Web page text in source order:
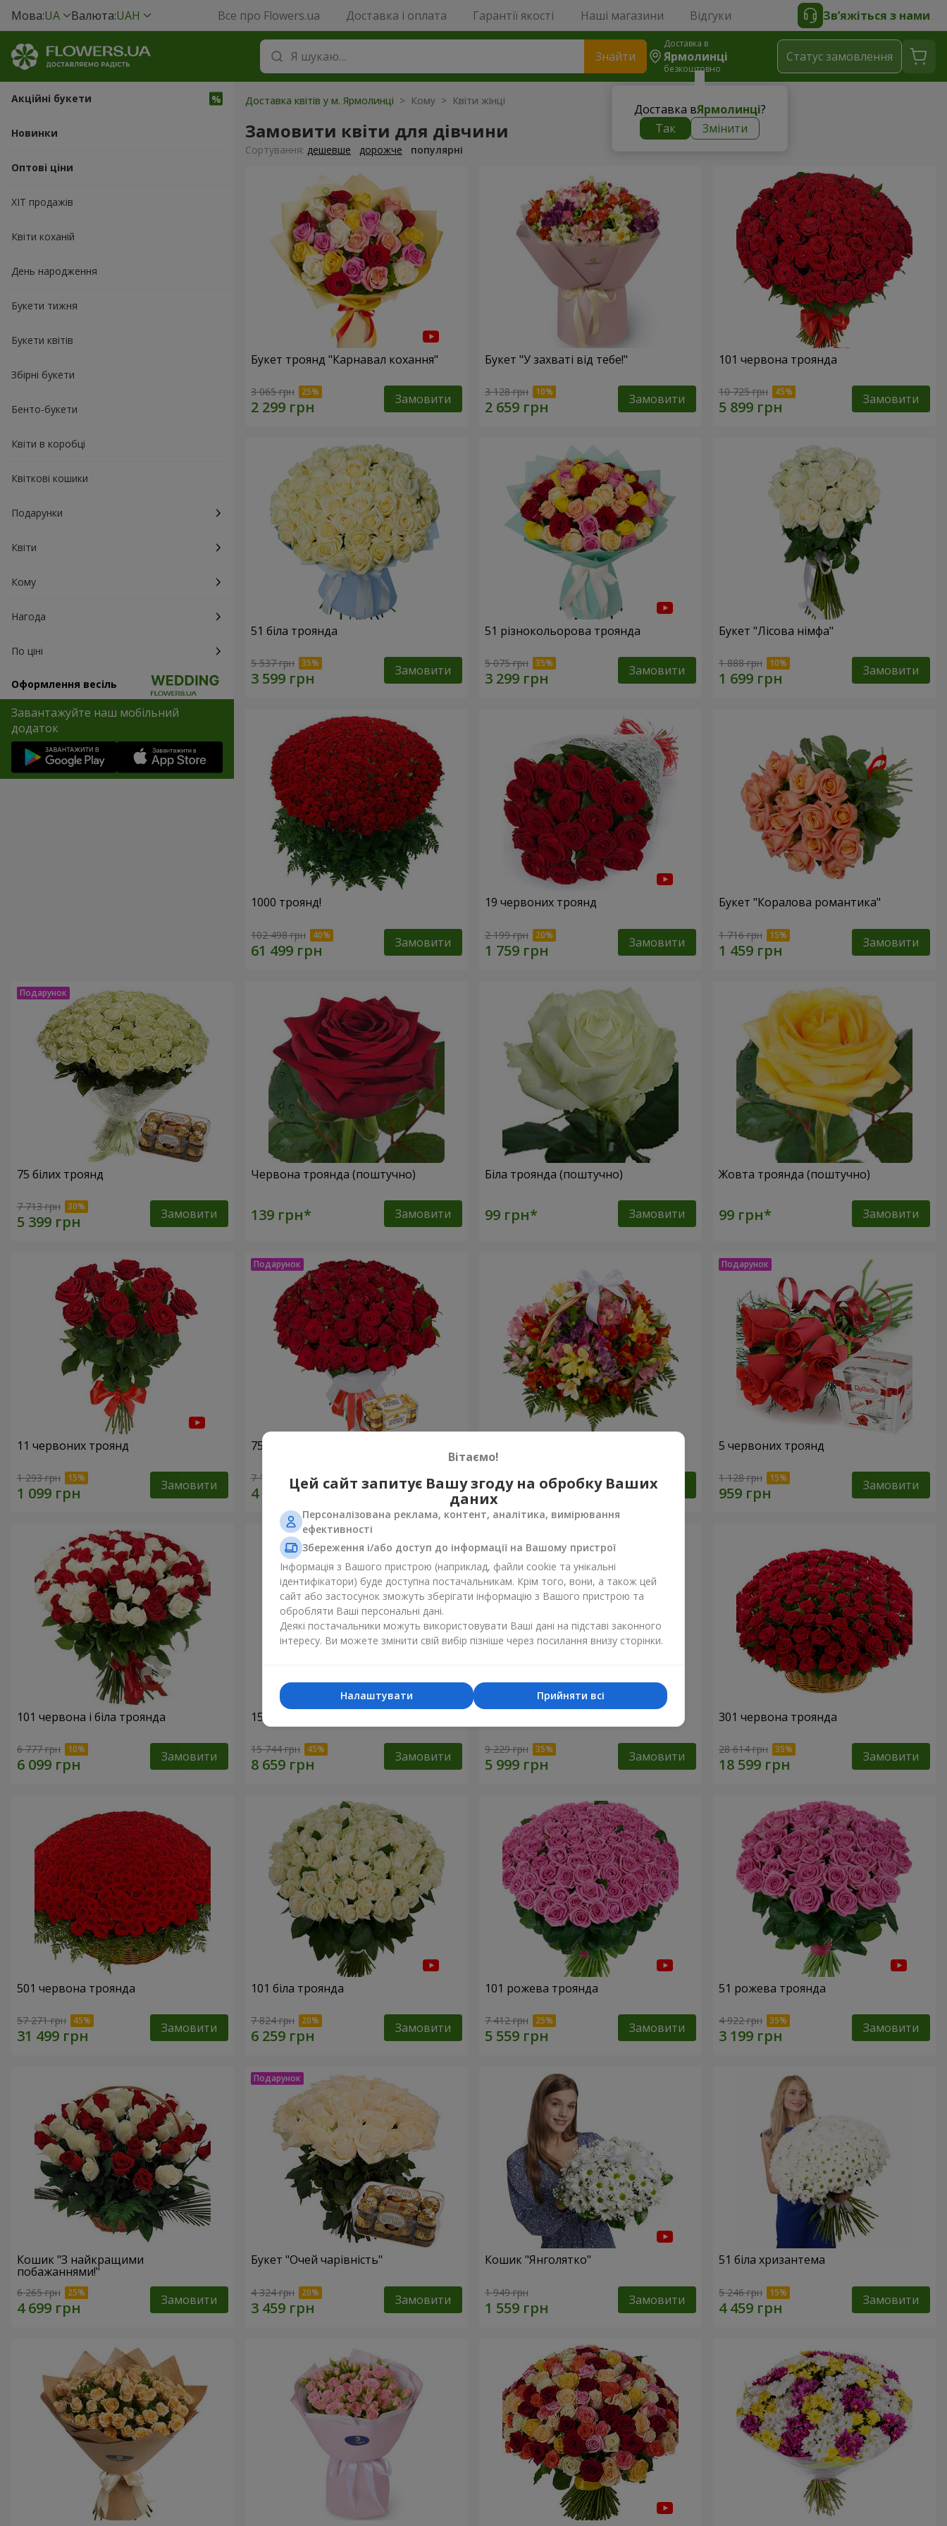
Мова:UA Валюта:UAH Все про Flowers.ua Доставка і оплата Гарантії якості Наші магазини Відгуки Зв’яжіться з нами
Знайти
Доставка в
Ярмолинці
безкоштовно
Доставка вЯрмолинці?
Так
Змінити
Статус замовлення
Акційні букети
Новинки
Оптові ціни
ХІТ продажів
Квіти коханій
День народження
Букети тижня
Букети квітів
Збірні букети
Бенто-букети
Квіти в коробці
Квіткові кошики
Подарунки
Квіти
Кому
Нагода
По ціні
Оформлення весіль
Завантажуйте наш мобільний
додаток
Доставка квітів у м. Ярмолинці > Кому > Квіти жінці
Замовити квіти для дівчини
Сортування: дешевше дорожче популярні
Букет троянд "Карнавал кохання"
3 065 грн Замовити
Букет "У захваті від тебе!"
3 128 грн Замовити
101 червона троянда
10 725 грн Замовити
51 біла троянда
5 537 грн Замовити
51 різнокольорова троянда
5 075 грн Замовити
Букет "Лісова німфа"
1 888 грн Замовити
1000 троянд!
102 498 грн Замовити
19 червоних троянд
2 199 грн Замовити
Букет "Коралова романтика"
1 716 грн Замовити
75 білих троянд
7 713 грн Замовити
Червона троянда (поштучно)
Замовити
Біла троянда (поштучно)
Замовити
Жовта троянда (поштучно)
Замовити
11 червоних троянд
1 293 грн Замовити
75 червоних троянд
7 141 грн Замовити 4 116 грн Замовити
5 червоних троянд
1 128 грн Замовити
101 червона і біла троянда
6 777 грн Замовити
151 червона троянда
15 744 грн Замовити 9 229 грн Замовити
301 червона троянда
28 614 грн Замовити
501 червона троянда
57 271 грн Замовити
101 біла троянда
7 824 грн Замовити
101 рожева троянда
7 412 грн Замовити
51 рожева троянда
4 922 грн Замовити
Кошик "З найкращими
побажаннями!"
6 265 грн Замовити
Букет "Очей чарівність"
4 324 грн Замовити
Кошик "Янголятко"
1 949 грн Замовити
51 біла хризантема
5 246 грн Замовити
Вітаємо!
Цей сайт запитує Вашу згоду на обробку Ваших
даних
Персоналізована реклама, контент, аналітика, вимірювання
ефективності
Збереження і/або доступ до інформації на Вашому пристрої
Інформація з Вашого пристрою (наприклад, файли cookie та унікальні
ідентифікатори) буде доступна постачальникам. Крім того, вони, а також цей
сайт або застосунок зможуть зберігати інформацію з Вашого пристрою та
обробляти Ваші персональні дані.
Деякі постачальники можуть використовувати Ваші дані на підставі законного
інтересу. Ви можете змінити свій вибір пізніше через посилання внизу сторінки.
Прийняти всі
Налаштувати